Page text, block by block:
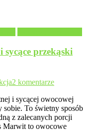
przekąski
2 komentarze
i sycącej owocowej
sobie. To świetny sposób
z zalecanych porcji
Marwit to owocowe